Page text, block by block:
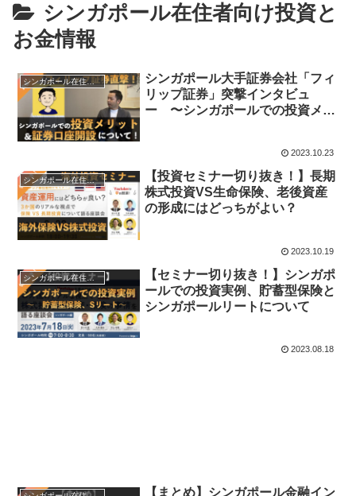
シンガポール在住者向け投資と
お金情報
シンガポール在住者向け投資とお金情報
シンガポール大手証券会社「フィ
リップ証券」突撃インタビュ
ー 〜シンガポールでの投資メリ
2023.10.23
シンガポール在住者向け投資とお金情報
【投資セミナー切り抜き！】長期
株式投資VS生命保険、老後資産
の形成にはどっちがよい？
2023.10.19
シンガポール在住者向け投資とお金情報
【セミナー切り抜き！】シンガポ
ールでの投資実例、貯蓄型保険と
シンガポールリートについて
2023.08.18
【まとめ】シンガポール金融イン